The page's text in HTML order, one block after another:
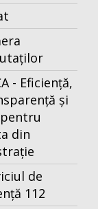
- Eficiență,
și
din
de
112